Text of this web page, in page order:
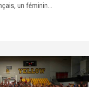
un féminin...